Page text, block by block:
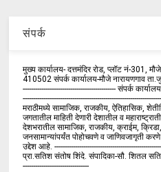
संपर्क
मुख्य कार्यालय- दत्तमंदिर रोड, प्लॉट नं-301,
410502 संपर्क कार्य‍ालय-मौजे नारायणगाव
--------------------------------------------- संपर्क
मराठीमध्ये सामाजिक, राजकीय, ऐतिहासिक,
जगतातील माहिती देणारी देशातील व
देशभरातील सामाजिक, राजकीय, क्राईम, क्रिडा,
जनसामान्यांपर्यंत पोहोचवणे व जाणिवजागृती
उद्देश आहे.
प्रा.सतिश संतोष शिंदे. संपादिका-सौ. शितल
--------------------------------